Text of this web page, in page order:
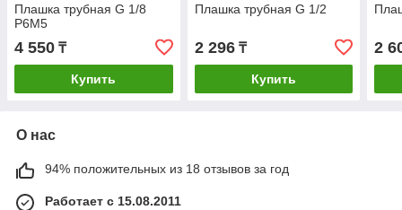
Плашка трубная G 1/8
Р6М5
4 550 ₸
Купить
Плашка трубная G 1/2
2 296₸
Купить
2
О нас
94% положительных из 18 отзывов за год
Работает с 15.08.2011